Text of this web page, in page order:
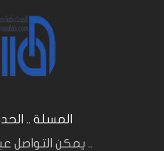
المسلة ..
.. يمكن التواصل